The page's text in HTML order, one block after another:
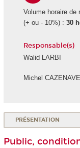
Volume horaire de
(+ ou - 10%) : 30
Responsable(s)
Walid LARBI
Michel CAZENAVE
PRÉSENTATION
Public,